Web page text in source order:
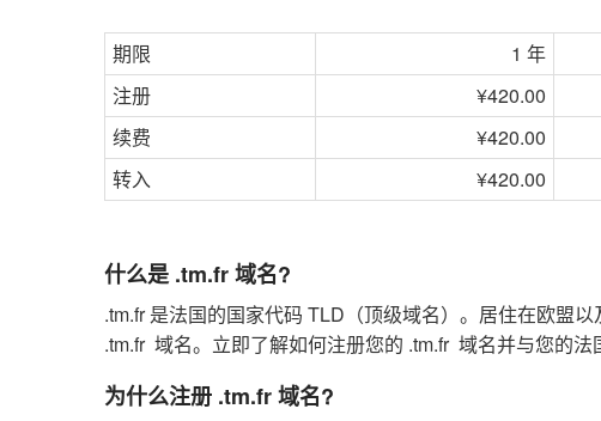
期限 1 年
注册
¥420.00
续费
¥420.00
转入
¥420.00
什么是 .tm.fr 域名?
.tm.fr 是法国的国家代码 TLD（顶级域名）。居住在欧盟
.tm.fr 域名。立即了解如何注册您的 .tm.fr 域名并与您的法
为什么注册 .tm.fr 域名?